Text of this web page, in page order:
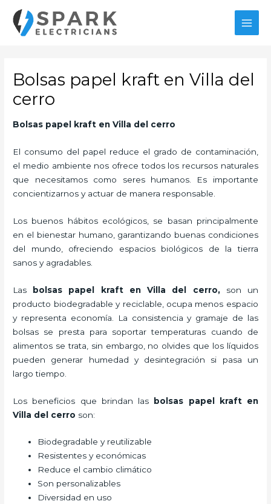
contenido
Bolsas papel kraft en Villa del
cerro
Bolsas papel kraft en Villa del cerro
El consumo del papel reduce el grado de contaminación,
el medio ambiente nos ofrece todos los recursos naturales
que necesitamos como seres humanos. Es importante
concientizarnos y actuar de manera responsable.
Los buenos hábitos ecológicos, se basan principalmente
en el bienestar humano, garantizando buenas condiciones
del mundo, ofreciendo espacios biológicos de la tierra
sanos y agradables.
Las bolsas papel kraft en Villa del cerro, son un
producto biodegradable y reciclable, ocupa menos espacio
y representa economía. La consistencia y gramaje de las
bolsas se presta para soportar temperaturas cuando de
alimentos se trata, sin embargo, no olvides que los líquidos
pueden generar humedad y desintegración si pasa un
largo tiempo.
Los beneficios que brindan las bolsas papel kraft en
Villa del cerro son:
Biodegradable y reutilizable
Resistentes y económicas
Reduce el cambio climático
Son personalizables
Diversidad en uso